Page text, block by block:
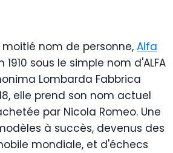
nom de personne, Alfa
1910 sous le simple nom d'ALFA
Lombarda Fabbrica
elle prend son nom actuel
par Nicola Romeo. Une
à succès, devenus des
mondiale, et d'échecs